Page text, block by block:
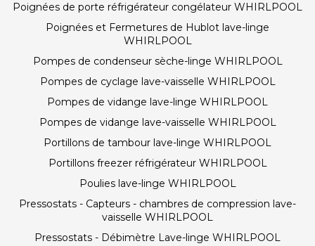
Poignées de porte réfrigérateur congélateur WHIRLPOOL
Poignées et Fermetures de Hublot lave-linge
WHIRLPOOL
Pompes de condenseur sèche-linge WHIRLPOOL
Pompes de cyclage lave-vaisselle WHIRLPOOL
Pompes de vidange lave-linge WHIRLPOOL
Pompes de vidange lave-vaisselle WHIRLPOOL
Portillons de tambour lave-linge WHIRLPOOL
Portillons freezer réfrigérateur WHIRLPOOL
Poulies lave-linge WHIRLPOOL
Pressostats - Capteurs - chambres de compression lave-
vaisselle WHIRLPOOL
Pressostats - Débimètre Lave-linge WHIRLPOOL